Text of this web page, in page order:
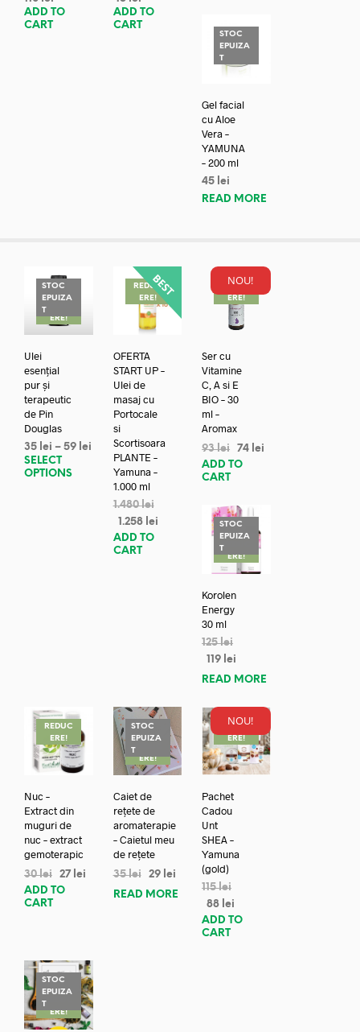
ADD TO
CART
ADD TO
CART
STOC
EPUIZA
T
Gel facial
cu Aloe
Vera –
YAMUNA
– 200 ml
45 lei
READ MORE
STOC
EPUIZA
TREDUC
ERE!
Ulei
esențial
pur și
terapeutic
de Pin
Douglas
35 lei – 59 lei
SELECT
OPTIONS
REDUC
ERE!
OFERTA
START UP –
Ulei de
masaj cu
Portocale
si
Scortisoara
PLANTE –
Yamuna –
1.000 ml
1.480lei
1.258 lei
ADD TO
CART
NOU!
REDUC
ERE!
Ser cu
Vitamine
C, A si E
BIO – 30
ml –
Aromax
93lei 74 lei
ADD TO
CART
STOC
EPUIZA
TREDUC
ERE!
Korolen
Energy
30 ml
125lei
119 lei
READ MORE
REDUC
ERE!
Nuc –
Extract din
muguri de
nuc – extract
gemoterapic
30lei 27 lei
ADD TO
CART
STOC
EPUIZA
TREDUC
ERE!
Caiet de
rețete de
aromaterapie
– Caietul meu
de rețete
35lei 29 lei
READ MORE
NOU!
REDUC
ERE!
Pachet
Cadou
Unt
SHEA –
Yamuna
(gold)
115lei
88 lei
ADD TO
CART
STOC
EPUIZA
TREDUC
ERE!